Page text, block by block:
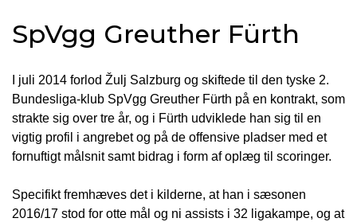
SpVgg Greuther Fürth
I juli 2014 forlod Žulj Salzburg og skiftede til den tyske 2.
Bundesliga-klub SpVgg Greuther Fürth på en kontrakt, som
strakte sig over tre år, og i Fürth udviklede han sig til en
vigtig profil i angrebet og på de offensive pladser med et
fornuftigt målsnit samt bidrag i form af oplæg til scoringer.
Specifikt fremhæves det i kilderne, at han i sæsonen
2016/17 stod for otte mål og ni assists i 32 ligakampe, og at